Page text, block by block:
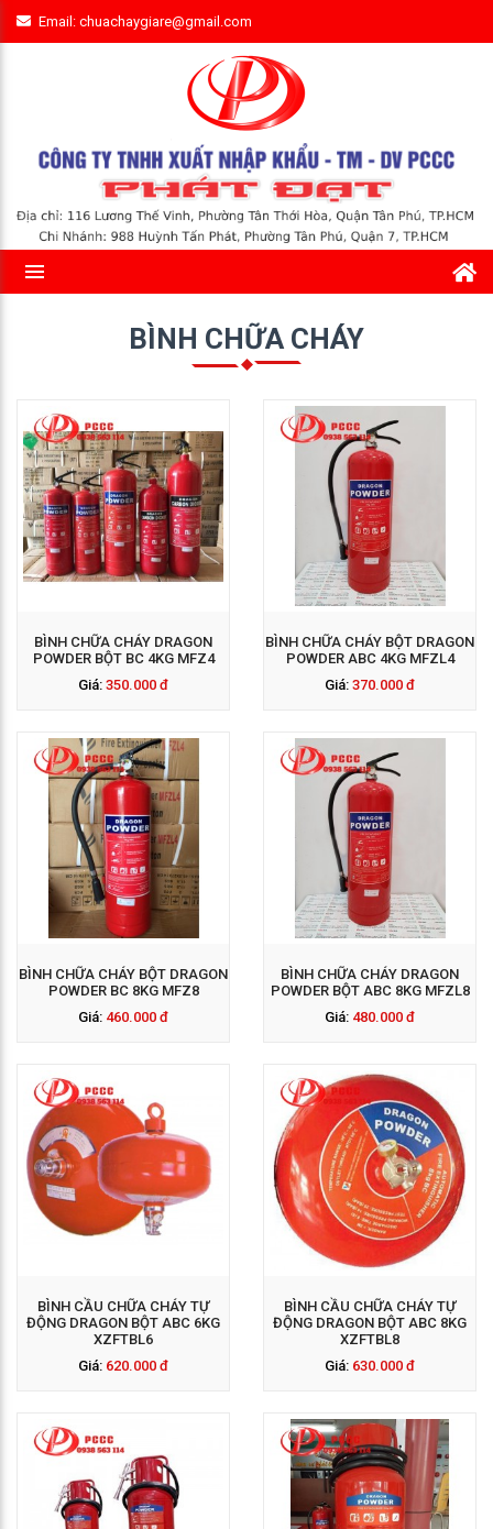
Email: chuachaygiare@gmail.com
BÌNH CHỮA CHÁY
BÌNH CHỮA CHÁY DRAGON
POWDER BỘT BC 4KG MFZ4
Giá: 350.000 đ
GỌI NGAY: 0938 563
114
BÌNH CHỮA CHÁY BỘT DRAGON
POWDER ABC 4KG MFZL4
Giá: 370.000 đ
BÌNH CHỮA CHÁY BỘT DRAGON
POWDER BC 8KG MFZ8
Giá: 460.000 đ
GỌI NGAY: 0938 563
114
BÌNH CHỮA CHÁY DRAGON
POWDER BỘT ABC 8KG MFZL8
Giá: 480.000 đ
BÌNH CẦU CHỮA CHÁY TỰ
ĐỘNG DRAGON BỘT ABC 6KG
XZFTBL6
Giá: 620.000 đ
GỌI NGAY: 0938 563
114
BÌNH CẦU CHỮA CHÁY TỰ
ĐỘNG DRAGON BỘT ABC 8KG
XZFTBL8
Giá: 630.000 đ